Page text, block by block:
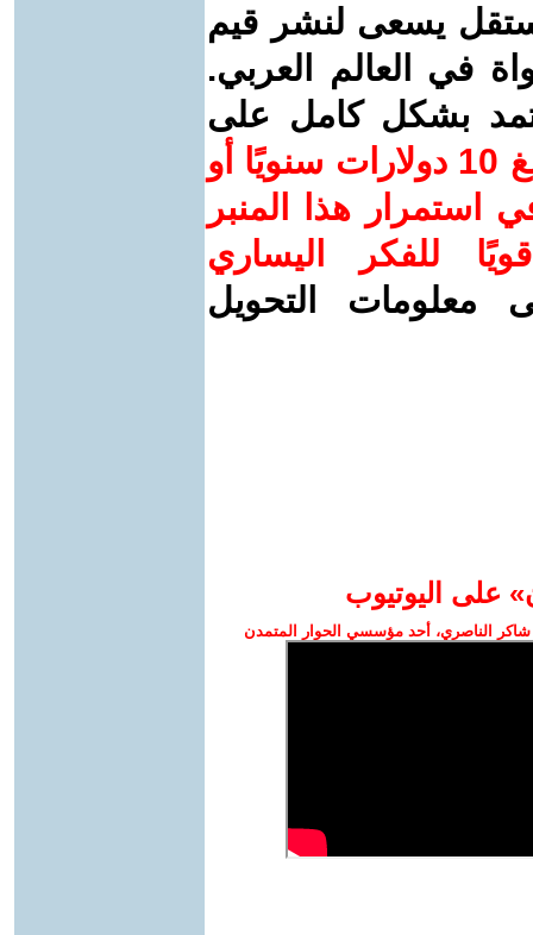
يسعى لنشر قيم
في العالم العربي.
بشكل كامل على
ساهم/ي معنا! بدعمكم بمبلغ 10 دولارات سنويًا أو
استمرار هذا المنبر
للفكر اليساري
معلومات التحويل
على اليوتيوب
الناصري، أحد مؤسسي الحوار المتمدن